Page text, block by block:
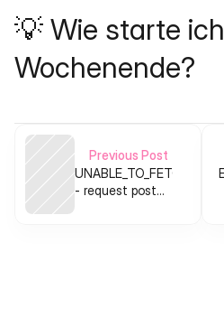
💡 Wie starte
Wochenende?
Previous Post
- request post